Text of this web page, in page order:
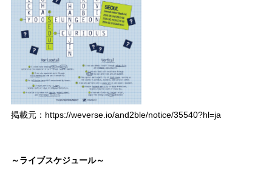
掲載元：https://weverse.io/and2ble/notice/35540?hl=ja
～ライブスケジュール～